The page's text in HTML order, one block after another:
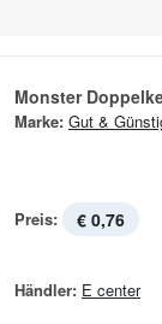
Monster
Marke: Gut &
Preis: € 0,76
Händler: E center